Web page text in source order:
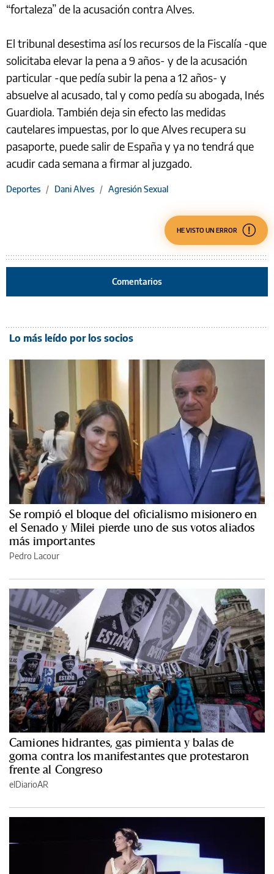
“fortaleza” de la acusación contra Alves.
El tribunal desestima así los recursos de la Fiscalía -que
solicitaba elevar la pena a 9 años- y de la acusación
particular -que pedía subir la pena a 12 años- y
absuelve al acusado, tal y como pedía su abogada, Inés
Guardiola. También deja sin efecto las medidas
cautelares impuestas, por lo que Alves recupera su
pasaporte, puede salir de España y ya no tendrá que
acudir cada semana a firmar al juzgado.
Deportes / Dani Alves / Agresión Sexual
HE VISTO UN ERROR
Comentarios
Lo más leído por los socios
Se rompió el bloque del oficialismo misionero en
el Senado y Milei pierde uno de sus votos aliados
más importantes
Pedro Lacour
Camiones hidrantes, gas pimienta y balas de
goma contra los manifestantes que protestaron
frente al Congreso
elDiarioAR